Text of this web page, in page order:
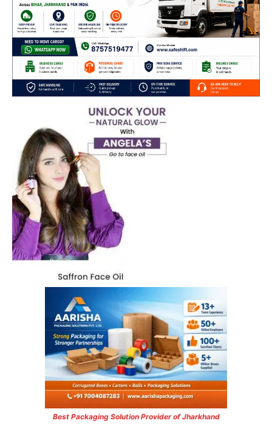
Best Packaging Solution Provider of Jharkhand